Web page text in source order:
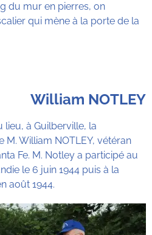
du mur en pierres, on
qui mène à la porte de la
William NOTLEY
lieu, à Guilberville, la
M. William NOTLEY, vétéran
Fe. M. Notley a participé au
le 6 juin 1944 puis à la
août 1944.